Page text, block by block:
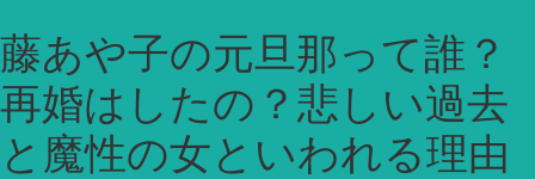
藤あや子の元旦那って誰？
再婚はしたの？悲しい過去
と魔性の女といわれる理由